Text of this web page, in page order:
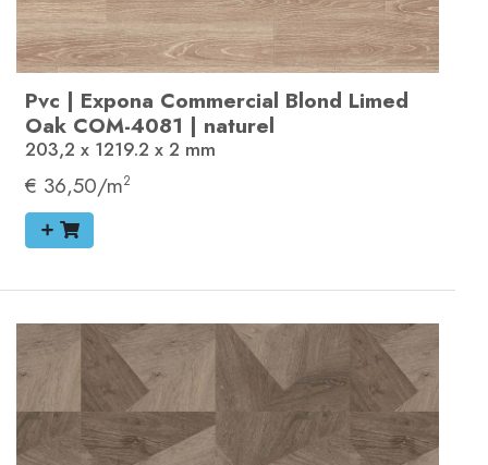
Pvc | Expona Commercial Blond Limed
Oak COM-4081 | naturel
203,2 x 1219.2 x 2 mm
€ 36,50/m2